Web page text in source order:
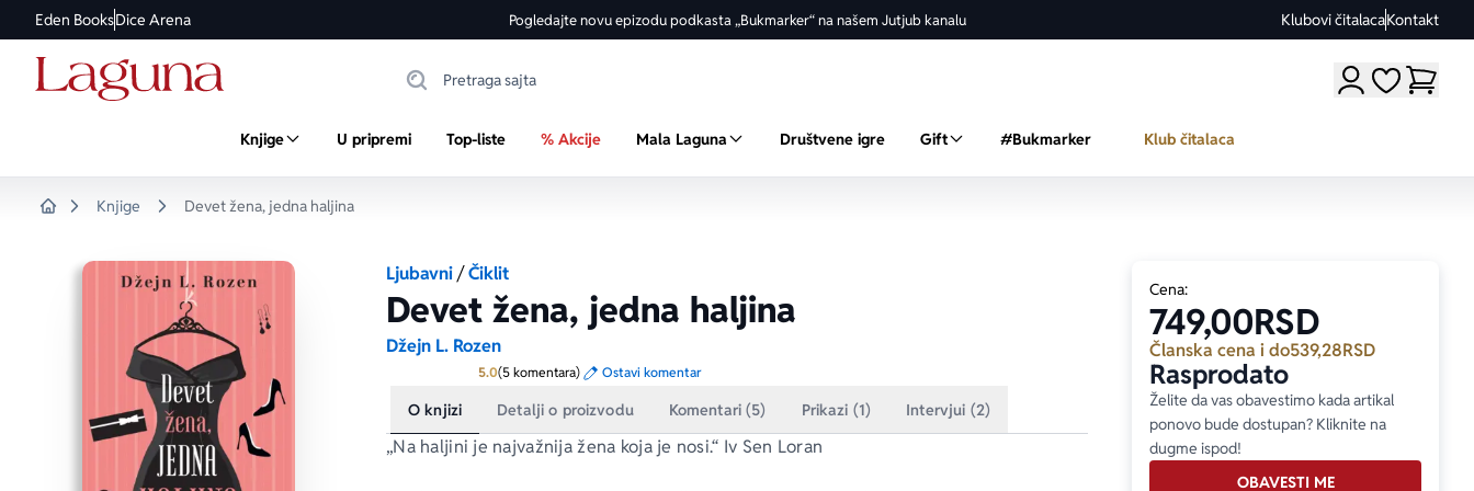
Eden BooksDice Arena Pogledajte novu epizodu podkasta „Bukmarker“ na našem Jutjub kanalu Klubovi čitalacaKontakt
Moji omiljeni
Knjige U pripremi Top-liste % Akcije Mala Laguna Društvene igre Gift #Bukmarker Klub čitalaca
Knjige Devet žena, jedna haljina
Ljubavni/Čiklit
Devet žena, jedna haljina
Džejn L. Rozen
5.0Prosecna ocena je 5.0 od 5
(5 komentara) Ostavi komentar
O knjizi Detalji o proizvodu Komentari (5) Prikazi (1) Intervjui (2)
„Na haljini je najvažnija žena koja je nosi.“ Iv Sen Loran
Cena:
749,00RSD
Članska cena i do539,28RSD
Rasprodato
Želite da vas obavestimo kada artikal
ponovo bude dostupan? Kliknite na
dugme ispod!
OBAVESTI ME